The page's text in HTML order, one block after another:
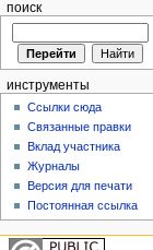
поиск
инструменты
Ссылки сюда
Связанные правки
Вклад участника
Журналы
Версия для печати
Постоянная ссылка